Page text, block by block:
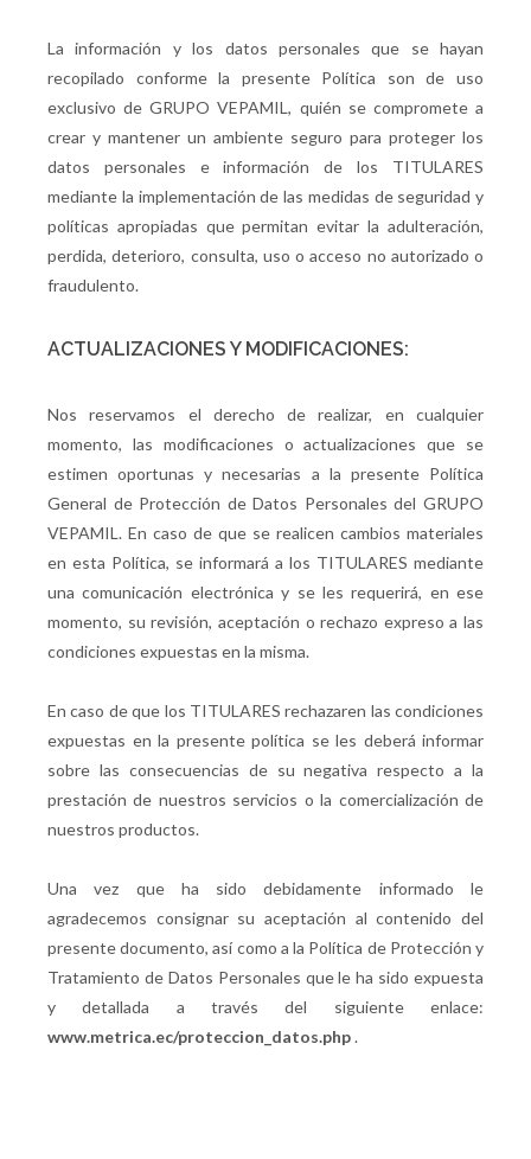
La información y los datos personales que se hayan
recopilado conforme la presente Política son de uso
exclusivo de GRUPO VEPAMIL, quién se compromete a
crear y mantener un ambiente seguro para proteger los
datos personales e información de los TITULARES
mediante la implementación de las medidas de seguridad y
políticas apropiadas que permitan evitar la adulteración,
perdida, deterioro, consulta, uso o acceso no autorizado o
fraudulento.
ACTUALIZACIONES Y MODIFICACIONES:
Nos reservamos el derecho de realizar, en cualquier
momento, las modificaciones o actualizaciones que se
estimen oportunas y necesarias a la presente Política
General de Protección de Datos Personales del GRUPO
VEPAMIL. En caso de que se realicen cambios materiales
en esta Política, se informará a los TITULARES mediante
una comunicación electrónica y se les requerirá, en ese
momento, su revisión, aceptación o rechazo expreso a las
condiciones expuestas en la misma.
En caso de que los TITULARES rechazaren las condiciones
expuestas en la presente política se les deberá informar
sobre las consecuencias de su negativa respecto a la
prestación de nuestros servicios o la comercialización de
nuestros productos.
Una vez que ha sido debidamente informado le
agradecemos consignar su aceptación al contenido del
presente documento, así como a la Política de Protección y
Tratamiento de Datos Personales que le ha sido expuesta
y detallada a través del siguiente enlace:
www.metrica.ec/proteccion_datos.php.